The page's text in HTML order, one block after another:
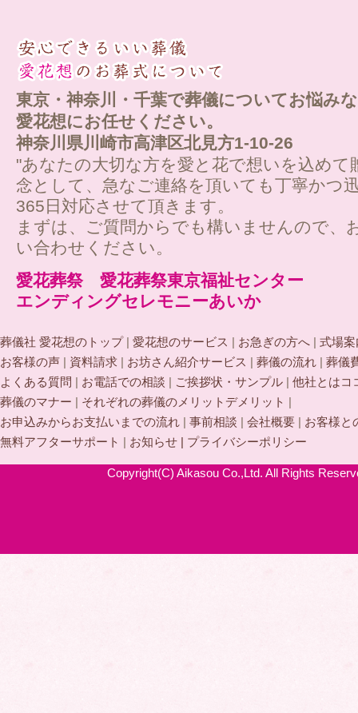
東京・神奈川・千葉で葬儀についてお悩み
愛花想にお任せください。
神奈川県川崎市高津区北見方1-10-26
"あなたの大切な方を愛と花で想いを込めて
念として、急なご連絡を頂いても丁寧かつ
365日対応させて頂きます。
まずは、ご質問からでも構いませんので、
い合わせください。
愛花葬祭 愛花葬祭東京福祉センター
エンディングセレモニーあいか
葬儀社 愛花想のトップ| 愛花想のサービス | お急ぎの方へ | 式場
お客様の声 | 資料請求 | お坊さん紹介サービス | 葬儀の流れ | 葬儀
よくある質問 | お電話での相談 | ご挨拶状・サンプル | 他社とはコ
葬儀のマナー | それぞれの葬儀のメリットデメリット |
お申込みからお支払いまでの流れ | 事前相談 | 会社概要 | お客様と
無料アフターサポート | お知らせ | プライバシーポリシー
Copyright(C) Aikasou Co.,Ltd. All Rights